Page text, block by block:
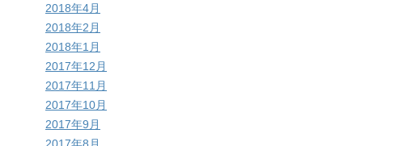
2018年4月
2018年2月
2018年1月
2017年12月
2017年11月
2017年10月
2017年9月